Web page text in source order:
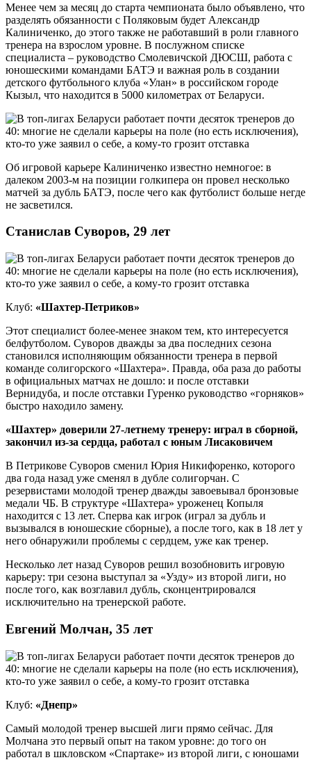
Менее чем за месяц до старта чемпионата было объявлено, что
разделять обязанности с Поляковым будет Александр
Калиниченко, до этого также не работавший в роли главного
тренера на взрослом уровне. В послужном списке
специалиста – руководство Смолевичской ДЮСШ, работа с
юношескими командами БАТЭ и важная роль в создании
детского футбольного клуба «Улан» в российском городе
Кызыл, что находится в 5000 километрах от Беларуси.
Об игровой карьере Калиниченко известно немногое: в
далеком 2003-м на позиции голкипера он провел несколько
матчей за дубль БАТЭ, после чего как футболист больше негде
не засветился.
Станислав Суворов, 29 лет
Клуб: «Шахтер-Петриков»
Этот специалист более-менее знаком тем, кто интересуется
белфутболом. Суворов дважды за два последних сезона
становился исполняющим обязанности тренера в первой
команде солигорского «Шахтера». Правда, оба раза до работы
в официальных матчах не дошло: и после отставки
Вернидуба, и после отставки Гуренко руководство «горняков»
быстро находило замену.
«Шахтер» доверили 27-летнему тренеру: играл в сборной,
закончил из-за сердца, работал с юным Лисаковичем
В Петрикове Суворов сменил Юрия Никифоренко, которого
два года назад уже сменял в дубле солигорчан. С
резервистами молодой тренер дважды завоевывал бронзовые
медали ЧБ. В структуре «Шахтера» уроженец Копыля
находится с 13 лет. Сперва как игрок (играл за дубль и
вызывался в юношеские сборные), а после того, как в 18 лет у
него обнаружили проблемы с сердцем, уже как тренер.
Несколько лет назад Суворов решил возобновить игровую
карьеру: три сезона выступал за «Узду» из второй лиги, но
после того, как возглавил дубль, сконцентрировался
исключительно на тренерской работе.
Евгений Молчан, 35 лет
Клуб: «Днепр»
Самый молодой тренер высшей лиги прямо сейчас. Для
Молчана это первый опыт на таком уровне: до того он
работал в шкловском «Спартаке» из второй лиги, с юношами